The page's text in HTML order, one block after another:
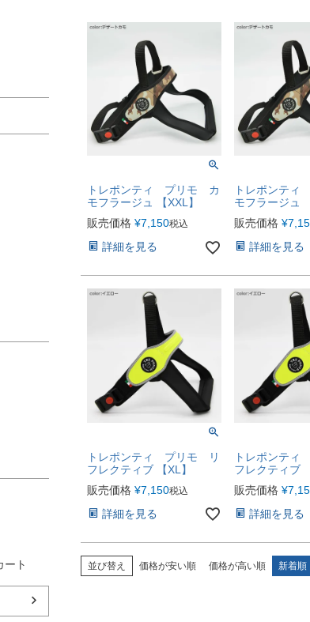
ート
トレポンティ プリモ カ
モフラージュ 【XXL】
販売価格 ¥7,150税込
詳細を見る
トレポンテ
モフラージュ
販売価格 ¥
詳細を見る
トレポンティ プリモ リ
フレクティブ 【XL】
販売価格 ¥7,150税込
詳細を見る
トレポンテ
フレクティブ
販売価格 ¥
詳細を見る
並び替え 価格が安い順 価格が高い順 新着順